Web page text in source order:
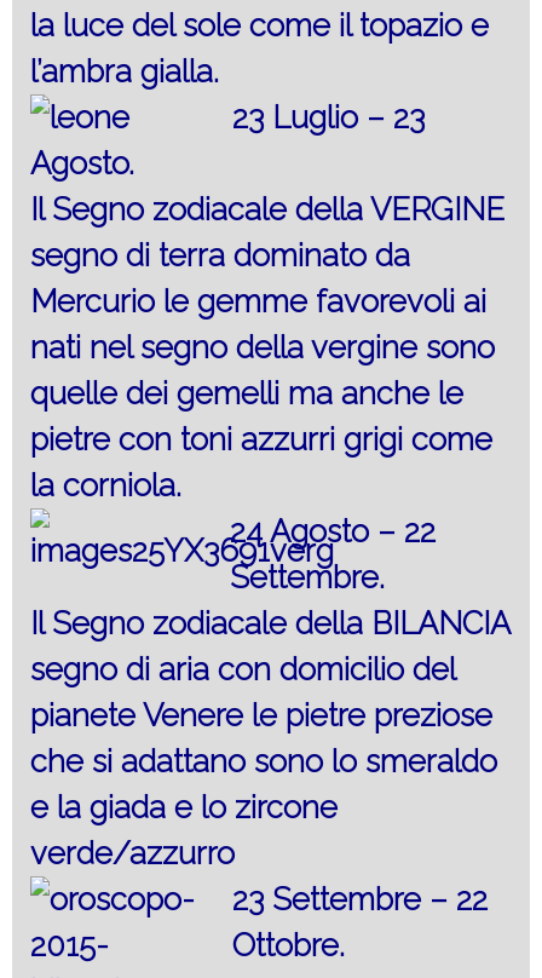
la luce del sole come il topazio e
l’ambra gialla.
23 Luglio – 23
Agosto.
Il Segno zodiacale della VERGINE
segno di terra dominato da
Mercurio le gemme favorevoli ai
nati nel segno della vergine sono
quelle dei gemelli ma anche le
pietre con toni azzurri grigi come
la corniola.
24 Agosto – 22
Settembre.
Il Segno zodiacale della BILANCIA
segno di aria con domicilio del
pianete Venere le pietre preziose
che si adattano sono lo smeraldo
e la giada e lo zircone
verde/azzurro
23 Settembre – 22
Ottobre.